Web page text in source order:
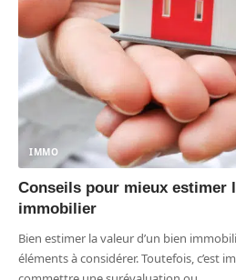
IMMO
Conseils pour mieux estimer
immobilier
Bien estimer la valeur d’un bien
éléments à considérer. Toutefois, c’est